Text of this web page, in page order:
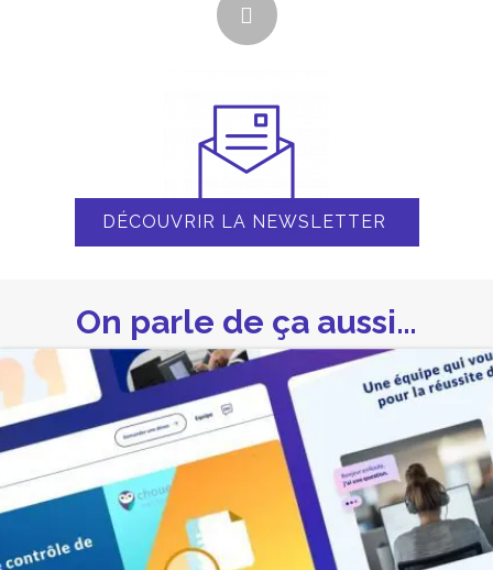
DÉCOUVRIR LA NEWSLETTER
On parle de ça aussi…